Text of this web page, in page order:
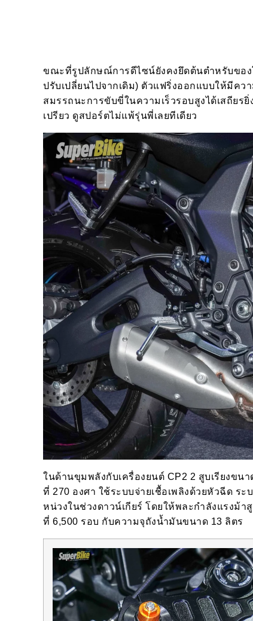
ขณะที่รูปลักษณ์การดีไซน์ยังคงยึดต้นตำหรับของ
ปรับเปลี่ยนไปจากเดิม) ตัวแฟริ่งออกแบบให้มีค
สมรรถนะการขับขี่ในความเร็วรอบสูงได้เสถีย
เปรียว ดูสปอร์ตไม่แพ้รุ่นพี่เลยทีเดียว
ในด้านขุมพลังกับเครื่องยนต์ CP2 2 สูบเรียงขน
ที่ 270 องศา ใช้ระบบจ่ายเชื้อเพลิงด้วยหัวฉีด ร
หน่วงในช่วงดาวน์เกียร์ โดยให้พละกำลังแรงม้า
ที่ 6,500 รอบ กับความจุถังน้ำมันขนาด 13 ลิตร